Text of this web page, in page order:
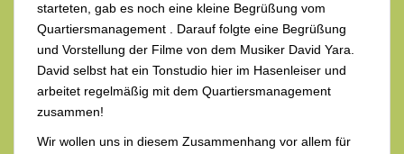
starteten, gab es noch eine kleine Begrüßung vom
Quartiersmanagement . Darauf folgte eine Begrüßung
und Vorstellung der Filme von dem Musiker David Yara.
David selbst hat ein Tonstudio hier im Hasenleiser und
arbeitet regelmäßig mit dem Quartiersmanagement
zusammen!
Wir wollen uns in diesem Zusammenhang vor allem für